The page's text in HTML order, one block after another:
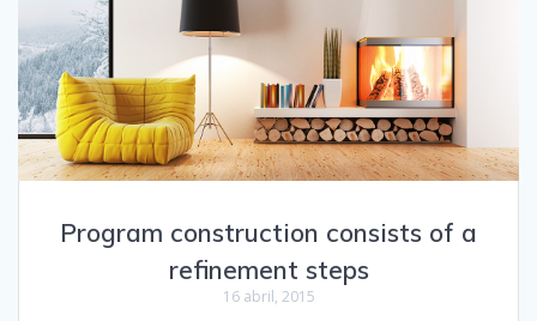
Program construction consists of a
refinement steps
16 abril, 2015